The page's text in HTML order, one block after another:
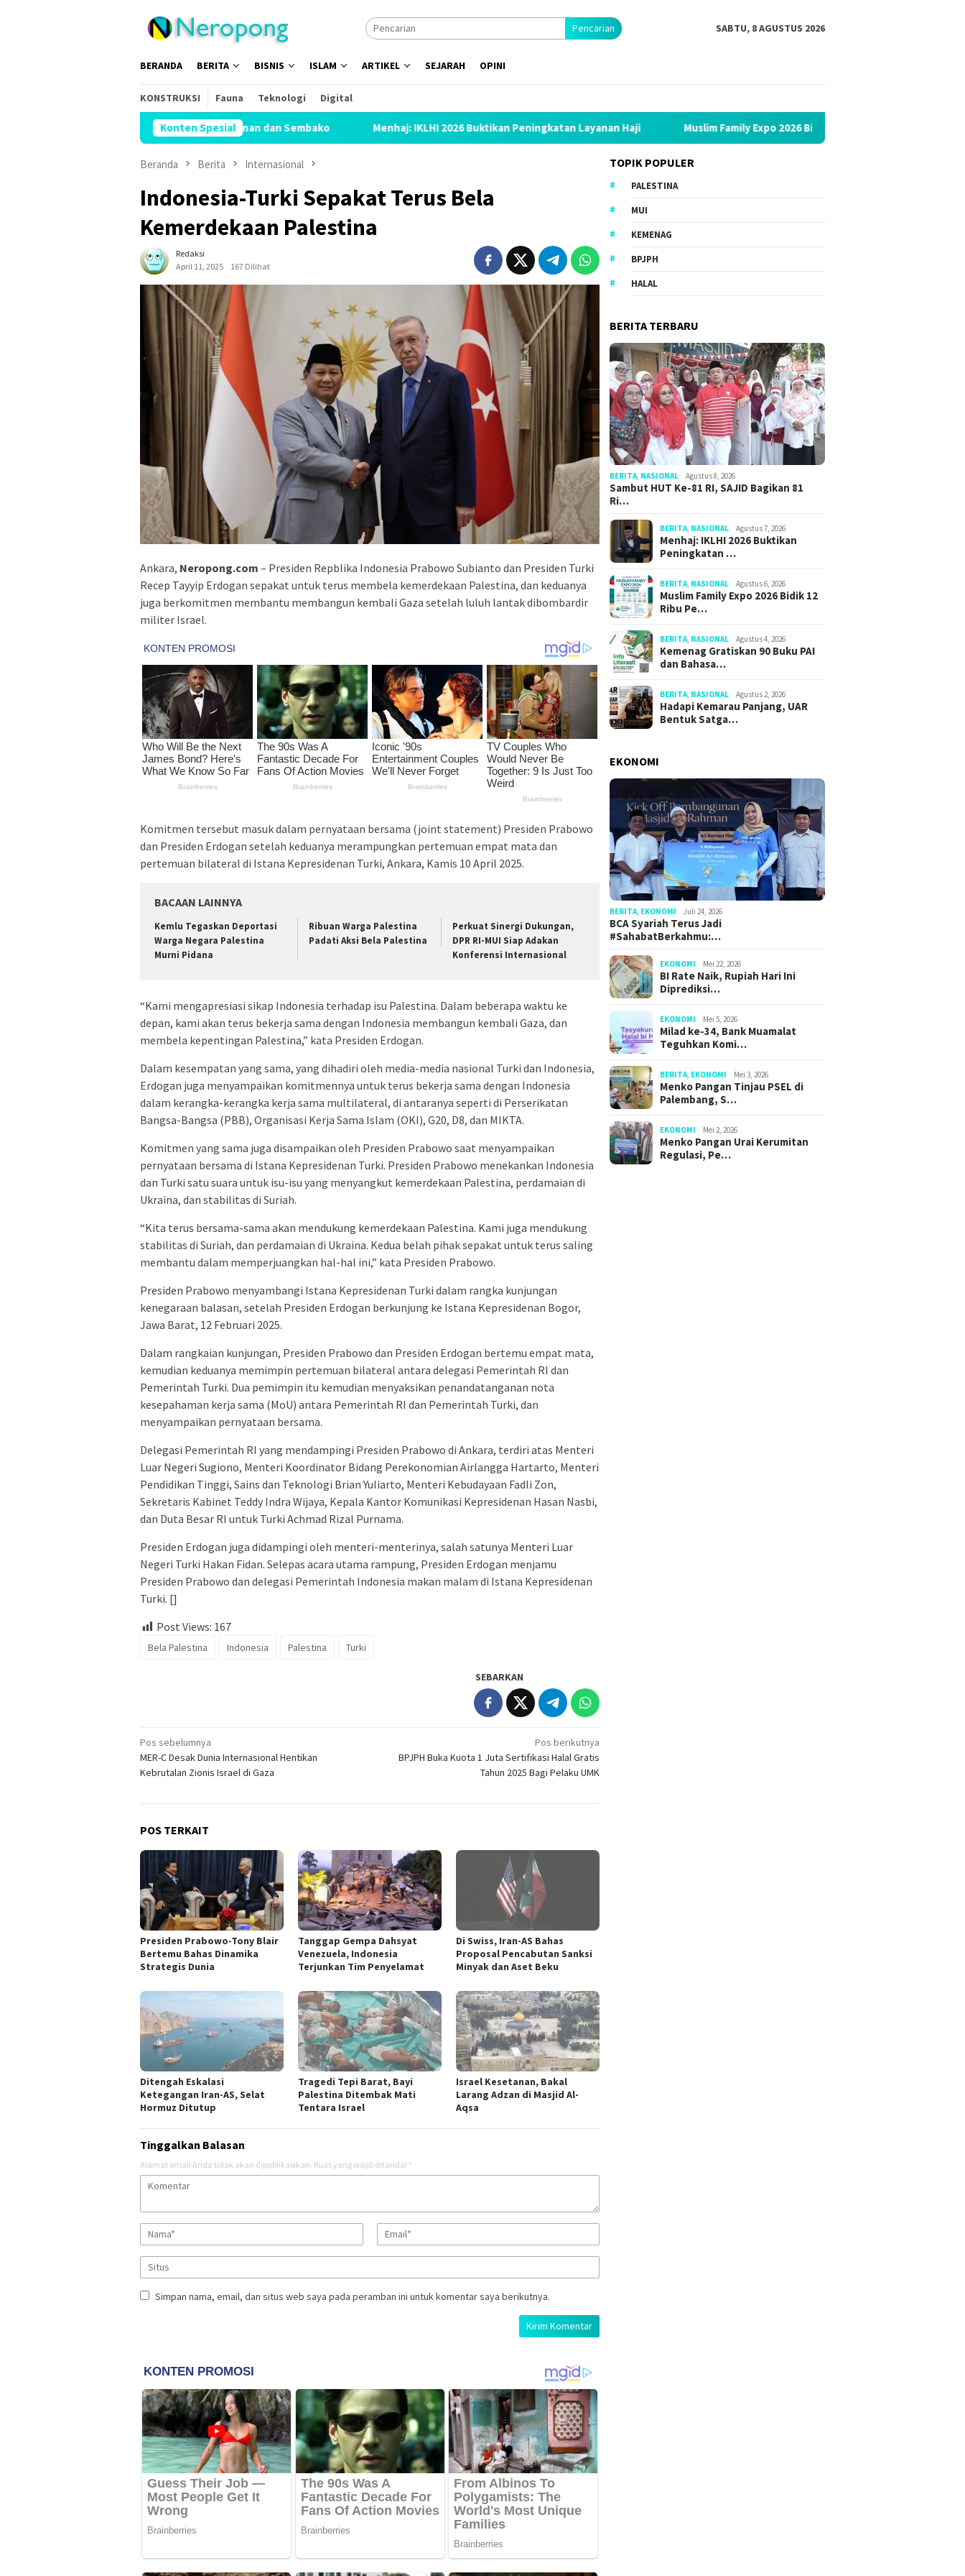
Pencarian SABTU, 8 AGUSTUS 2026
BERANDA BERITA BISNIS ISLAM ARTIKEL SEJARAH OPINI
KONSTRUKSI Fauna Teknologi Digital
Konten Spesial
Bagikan 81 Ribu Paket Makanan dan Sembako Menhaj: IKLHI 2026 Buktikan Peningkatan Layanan Haji Muslim Family Expo 2026 Bidik 12 Ribu Pengunjung, Hadirkan Bazar Halal
Beranda Berita Internasional
Indonesia-Turki Sepakat Terus Bela
Kemerdekaan Palestina
Redaksi
April 11, 2025
167 Dilihat
Ankara, Neropong.com – Presiden Repblika Indonesia Prabowo Subianto dan Presiden Turki
Recep Tayyip Erdogan sepakat untuk terus membela kemerdekaan Palestina, dan keduanya
juga berkomitmen membantu membangun kembali Gaza setelah luluh lantak dibombardir
militer Israel.
Komitmen tersebut masuk dalam pernyataan bersama (joint statement) Presiden Prabowo
dan Presiden Erdogan setelah keduanya merampungkan pertemuan empat mata dan
pertemuan bilateral di Istana Kepresidenan Turki, Ankara, Kamis 10 April 2025.
BACAAN LAINNYA
Kemlu Tegaskan Deportasi
Warga Negara Palestina
Murni Pidana
Ribuan Warga Palestina
Padati Aksi Bela Palestina
Perkuat Sinergi Dukungan,
DPR RI-MUI Siap Adakan
Konferensi Internasional
“Kami mengapresiasi sikap Indonesia terhadap isu Palestina. Dalam beberapa waktu ke
depan, kami akan terus bekerja sama dengan Indonesia membangun kembali Gaza, dan
membela kepentingan Palestina,” kata Presiden Erdogan.
Dalam kesempatan yang sama, yang dihadiri oleh media-media nasional Turki dan Indonesia,
Erdogan juga menyampaikan komitmennya untuk terus bekerja sama dengan Indonesia
dalam kerangka-kerangka kerja sama multilateral, di antaranya seperti di Perserikatan
Bangsa-Bangsa (PBB), Organisasi Kerja Sama Islam (OKI), G20, D8, dan MIKTA.
Komitmen yang sama juga disampaikan oleh Presiden Prabowo saat menyampaikan
pernyataan bersama di Istana Kepresidenan Turki. Presiden Prabowo menekankan Indonesia
dan Turki satu suara untuk isu-isu yang menyangkut kemerdekaan Palestina, perdamaian di
Ukraina, dan stabilitas di Suriah.
“Kita terus bersama-sama akan mendukung kemerdekaan Palestina. Kami juga mendukung
stabilitas di Suriah, dan perdamaian di Ukraina. Kedua belah pihak sepakat untuk terus saling
membantu dalam memperjuangkan hal-hal ini,” kata Presiden Prabowo.
Presiden Prabowo menyambangi Istana Kepresidenan Turki dalam rangka kunjungan
kenegaraan balasan, setelah Presiden Erdogan berkunjung ke Istana Kepresidenan Bogor,
Jawa Barat, 12 Februari 2025.
Dalam rangkaian kunjungan, Presiden Prabowo dan Presiden Erdogan bertemu empat mata,
kemudian keduanya memimpin pertemuan bilateral antara delegasi Pemerintah RI dan
Pemerintah Turki. Dua pemimpin itu kemudian menyaksikan penandatanganan nota
kesepahaman kerja sama (MoU) antara Pemerintah RI dan Pemerintah Turki, dan
menyampaikan pernyataan bersama.
Delegasi Pemerintah RI yang mendampingi Presiden Prabowo di Ankara, terdiri atas Menteri
Luar Negeri Sugiono, Menteri Koordinator Bidang Perekonomian Airlangga Hartarto, Menteri
Pendidikan Tinggi, Sains dan Teknologi Brian Yuliarto, Menteri Kebudayaan Fadli Zon,
Sekretaris Kabinet Teddy Indra Wijaya, Kepala Kantor Komunikasi Kepresidenan Hasan Nasbi,
dan Duta Besar RI untuk Turki Achmad Rizal Purnama.
Presiden Erdogan juga didampingi oleh menteri-menterinya, salah satunya Menteri Luar
Negeri Turki Hakan Fidan. Selepas acara utama rampung, Presiden Erdogan menjamu
Presiden Prabowo dan delegasi Pemerintah Indonesia makan malam di Istana Kepresidenan
Turki. []
Post Views: 167
Bela Palestina Indonesia Palestina Turki
SEBARKAN
Navigasi
pos
Pos sebelumnya
MER-C Desak Dunia Internasional Hentikan
Kebrutalan Zionis Israel di Gaza
Pos berikutnya
BPJPH Buka Kuota 1 Juta Sertifikasi Halal Gratis
Tahun 2025 Bagi Pelaku UMK
POS TERKAIT
Presiden Prabowo-Tony Blair
Bertemu Bahas Dinamika
Strategis Dunia
Tanggap Gempa Dahsyat
Venezuela, Indonesia
Terjunkan Tim Penyelamat
Di Swiss, Iran-AS Bahas
Proposal Pencabutan Sanksi
Minyak dan Aset Beku
Ditengah Eskalasi
Ketegangan Iran-AS, Selat
Hormuz Ditutup
Tragedi Tepi Barat, Bayi
Palestina Ditembak Mati
Tentara Israel
Israel Kesetanan, Bakal
Larang Adzan di Masjid Al-
Aqsa
Tinggalkan Balasan
Alamat email Anda tidak akan dipublikasikan. Ruas yang wajib ditandai *
Simpan nama, email, dan situs web saya pada peramban ini untuk komentar saya berikutnya.
TOPIK POPULER
PALESTINA
MUI
KEMENAG
BPJPH
HALAL
BERITA TERBARU
BERITA NASIONAL Agustus 8, 2026
Sambut HUT Ke-81 RI, SAJID Bagikan 81
Ri…
BERITA NASIONAL Agustus 7, 2026
Menhaj: IKLHI 2026 Buktikan
Peningkatan …
BERITA NASIONAL Agustus 6, 2026
Muslim Family Expo 2026 Bidik 12
Ribu Pe…
BERITA NASIONAL Agustus 4, 2026
Kemenag Gratiskan 90 Buku PAI
dan Bahasa…
BERITA NASIONAL Agustus 2, 2026
Hadapi Kemarau Panjang, UAR
Bentuk Satga…
EKONOMI
BERITA EKONOMI Juli 24, 2026
BCA Syariah Terus Jadi
#SahabatBerkahmu:…
EKONOMI Mei 22, 2026
BI Rate Naik, Rupiah Hari Ini
Diprediksi…
EKONOMI Mei 5, 2026
Milad ke-34, Bank Muamalat
Teguhkan Komi…
BERITA EKONOMI Mei 3, 2026
Menko Pangan Tinjau PSEL di
Palembang, S…
EKONOMI Mei 2, 2026
Menko Pangan Urai Kerumitan
Regulasi, Pe…